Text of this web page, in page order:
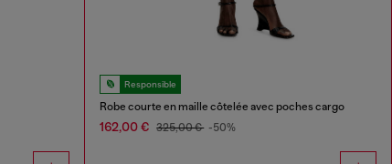
Responsible
Robe courte en maille côtelée avec poches cargo
162,00 € 325,00 € -50%